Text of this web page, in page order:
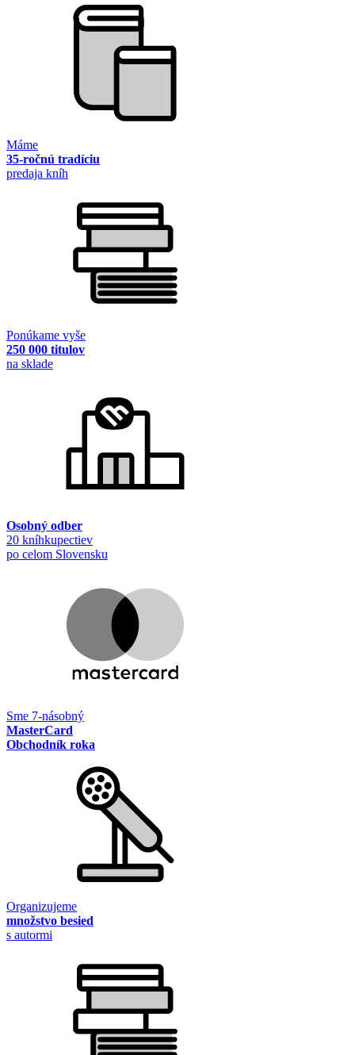
Máme
35-ročnú tradíciu
predaja kníh
Ponúkame vyše
250 000 titulov
na sklade
Osobný odber
20 kníhkupectiev
po celom Slovensku
Sme 7-násobný
MasterCard
Obchodník roka
Organizujeme
množstvo besied
s autormi